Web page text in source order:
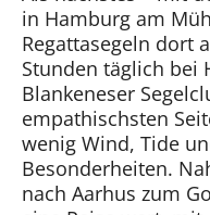
in Hamburg am
Regattasegeln dort
Stunden täglich bei
Blankeneser
empathischsten
wenig Wind, Tide
Besonderheiten.
nach Aarhus zum